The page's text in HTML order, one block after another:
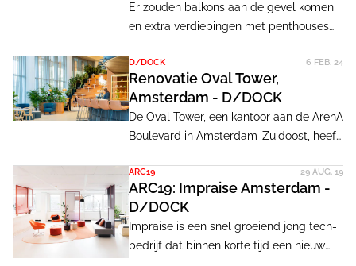
Er zouden balkons aan de gevel komen
en extra verdiepingen met penthouses
dure woningen op voor de Bijlmermeer.
Kondor Wessels hield zich in en
realiseerde op terughoudende manier
263 appartementen in het oude
hoofdkantoor van de ING-bank. Met de
D/DOCK 6 FEB. 24
Renovatie Oval Tower,
Amsterdam - D/DOCK
De Oval Tower, een kantoor aan de ArenA
Boulevard in Amsterdam-Zuidoost, heeft
De identiteit van het gebouw is opnieuw
gedefinieerd door een levendige en
uitnodigende ruimte te creëren voor
huurders en bezoekers. Unieke
kenmerken benadrukken een warm en
ARC19 29 AUG. 19
ARC19: Impraise Amsterdam -
D/DOCK
Impraise is een snel groeiend jong tech-
bedrijf dat binnen korte tijd een nieuw